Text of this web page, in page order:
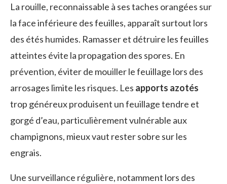
La rouille, reconnaissable à ses taches orangées sur
la face inférieure des feuilles, apparaît surtout lors
des étés humides. Ramasser et détruire les feuilles
atteintes évite la propagation des spores. En
prévention, éviter de mouiller le feuillage lors des
arrosages limite les risques. Les apports azotés
trop généreux produisent un feuillage tendre et
gorgé d’eau, particulièrement vulnérable aux
champignons, mieux vaut rester sobre sur les
engrais.
Une surveillance régulière, notamment lors des